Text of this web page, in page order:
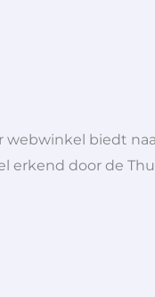
webwinkel biedt
erkend door de